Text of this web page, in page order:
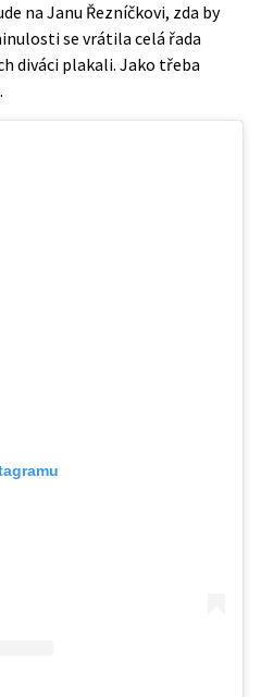
na Janu Řezníčkovi, zda by
se vrátila celá řada
diváci plakali. Jako třeba